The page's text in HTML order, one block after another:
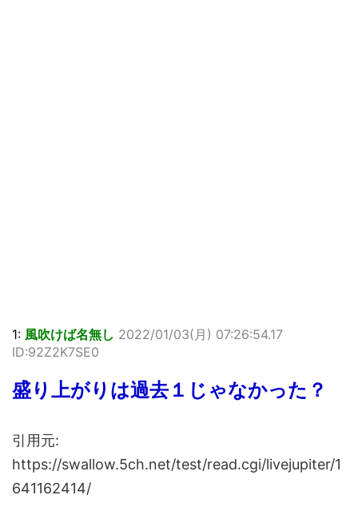
1: 風吹けば名無し 2022/01/03(月) 07:26:54.17
ID:92Z2K7SE0
盛り上がりは過去１じゃなかった？
引用元:
https://swallow.5ch.net/test/read.cgi/livejupiter/1
641162414/